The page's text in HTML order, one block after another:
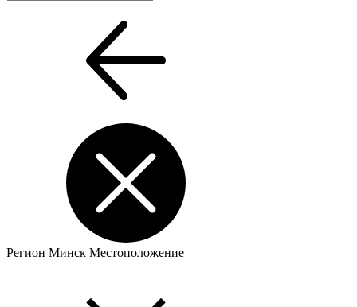
Регион Минск Местоположение